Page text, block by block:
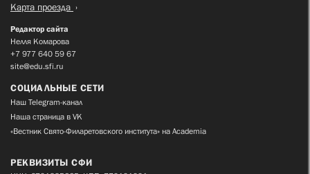
Карта проезда
Редактор сайта
Нелля Комарова
+7 977 640 59 67
site@edu.sfi.ru
СОЦИАЛЬНЫЕ СЕТИ
Наш Telegram-канал
Наша страница в VK
«Вестник Свято-Филаретовского института» на Academia
РЕКВИЗИТЫ СФИ